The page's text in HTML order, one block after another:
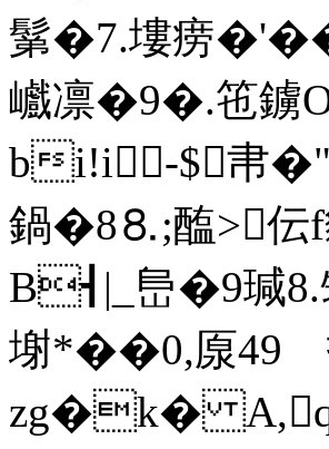
鬀�7.塿痨
巇凛�9�.竾鐪
bi!i-$帇
鍋�8⒏;醢>伝f
B┫|_峊�9瑊
塮*��0,厡49
zg�k�